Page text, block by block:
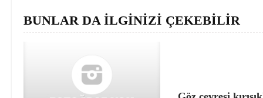
BUNLAR DA İLGİNİZİ ÇEKEBİLİR